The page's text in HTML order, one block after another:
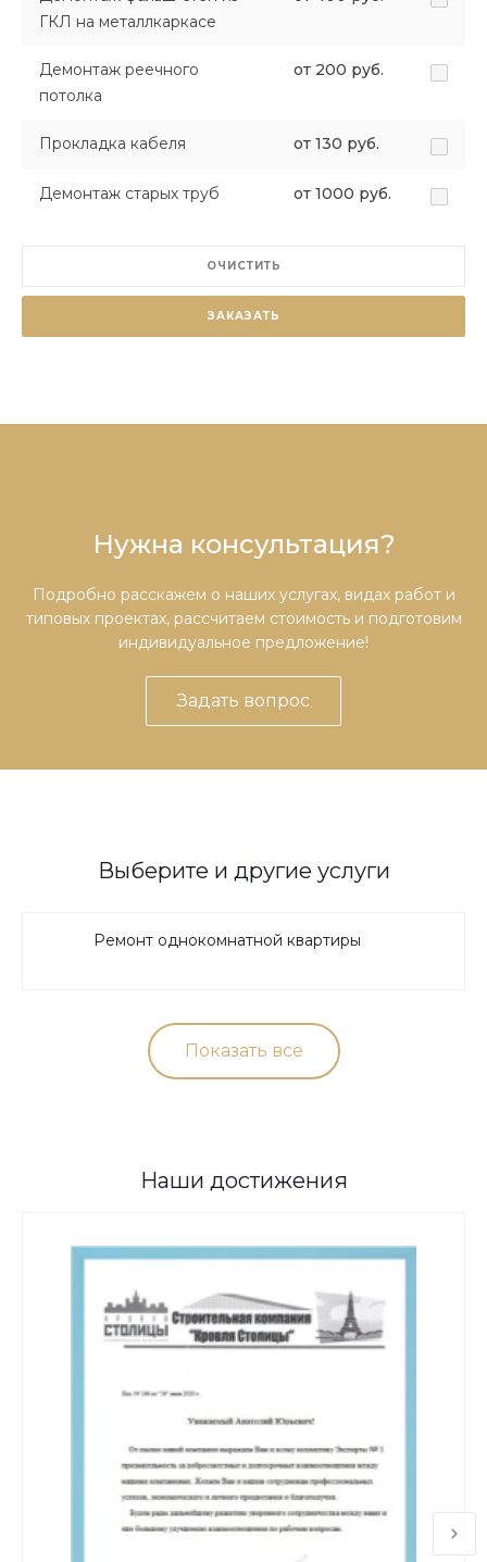
ГКЛ на металлкаркасе
Демонтаж реечного
потолка
от 200 руб.
Прокладка кабеля от 130 руб.
Демонтаж старых труб от 1000 руб.
ОЧИСТИТЬ
ЗАКАЗАТЬ
Нужна консультация?
Подробно расскажем о наших услугах, видах работ и
типовых проектах, рассчитаем стоимость и подготовим
индивидуальное предложение!
Задать вопрос
Выберите и другие услуги
Ремонт однокомнатной квартиры
Показать все
Наши достижения